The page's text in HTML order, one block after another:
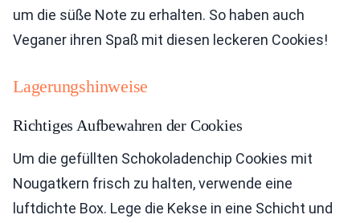
um die süße Note zu erhalten. So haben auch
Veganer ihren Spaß mit diesen leckeren Cookies!
Lagerungshinweise
Richtiges Aufbewahren der Cookies
Um die gefüllten Schokoladenchip Cookies mit
Nougatkern frisch zu halten, verwende eine
luftdichte Box. Lege die Kekse in eine Schicht und